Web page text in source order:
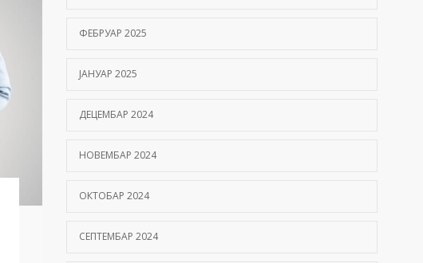
ФЕБРУАР 2025
ЈАНУАР 2025
ДЕЦЕМБАР 2024
НОВЕМБАР 2024
ОКТОБАР 2024
СЕПТЕМБАР 2024